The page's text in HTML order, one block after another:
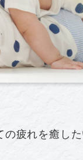
疲れを癒し